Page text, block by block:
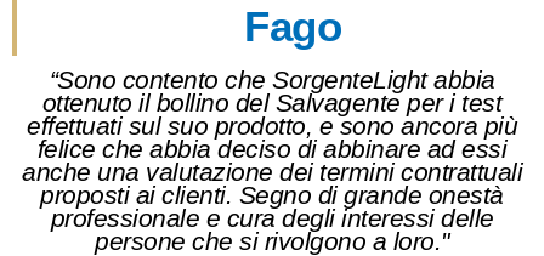
Fago
“Sono contento che SorgenteLight abbia
ottenuto il bollino del Salvagente per i test
effettuati sul suo prodotto, e sono ancora più
felice che abbia deciso di abbinare ad essi
anche una valutazione dei termini contrattuali
proposti ai clienti. Segno di grande onestà
professionale e cura degli interessi delle
persone che si rivolgono a loro."